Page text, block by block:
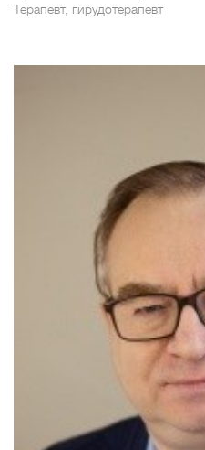
Терапевт, гирудотерапевт